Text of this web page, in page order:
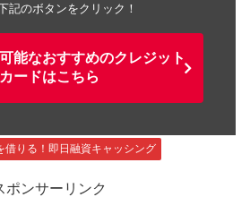
記のボタンをクリック！
能なおすすめのクレジット
カードはこちら
借りる！即日融資キャッシング
ポンサーリンク